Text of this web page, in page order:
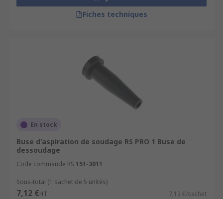
Fiches techniques
En stock
Buse d'aspiration de soudage RS PRO 1 Buse de
dessoudage
Code commande RS 151-3011
Sous-total (1 sachet de 5 unités)
7,12 €HT 7,12 €/sachet